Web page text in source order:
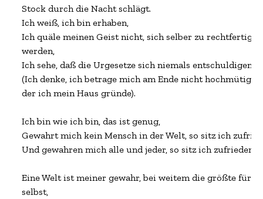
Stock durch die Nacht schlägt.
Ich weiß, ich bin erhaben,
Ich quäle meinen Geist nicht, sich selber zu
werden,
Ich sehe, daß die Urgesetze sich niemals entschuldigen,
(Ich denke, ich betrage mich am Ende nicht hochmütiger
der ich mein Haus gründe).
Ich bin wie ich bin, das ist genug,
Gewahrt mich kein Mensch in der Welt, so sitz ich
Und gewahren mich alle und jeder, so sitz ich zufrieden.
Eine Welt ist meiner gewahr, bei weitem die größte für
selbst,